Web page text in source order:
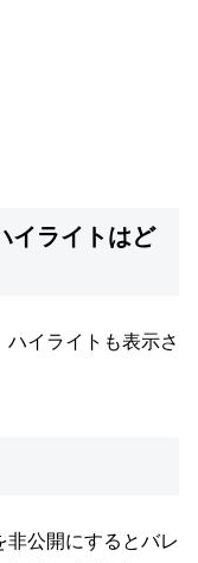
イライトはど
イライトも表示さ
非公開にするとバレ